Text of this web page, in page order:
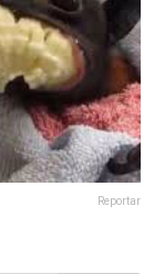
Reportar